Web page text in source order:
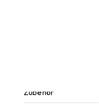
Zubehör